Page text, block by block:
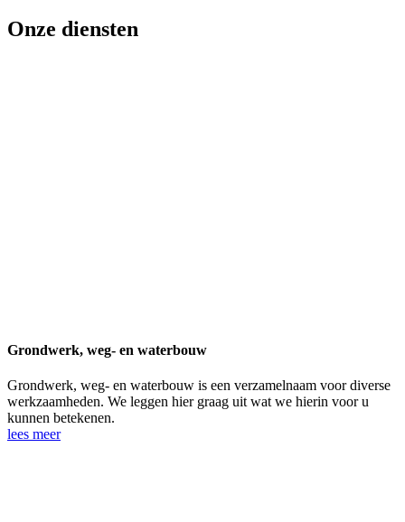
Onze diensten
Grondwerk, weg- en waterbouw
Grondwerk, weg- en waterbouw is een verzamelnaam voor diverse
werkzaamheden. We leggen hier graag uit wat we hierin voor u
kunnen betekenen.
lees meer